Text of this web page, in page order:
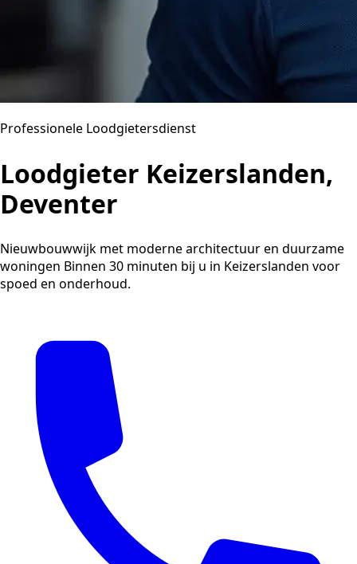
Professionele Loodgietersdienst
Loodgieter Keizerslanden,
Deventer
Nieuwbouwwijk met moderne architectuur en duurzame
woningen Binnen 30 minuten bij u in Keizerslanden voor
spoed en onderhoud.